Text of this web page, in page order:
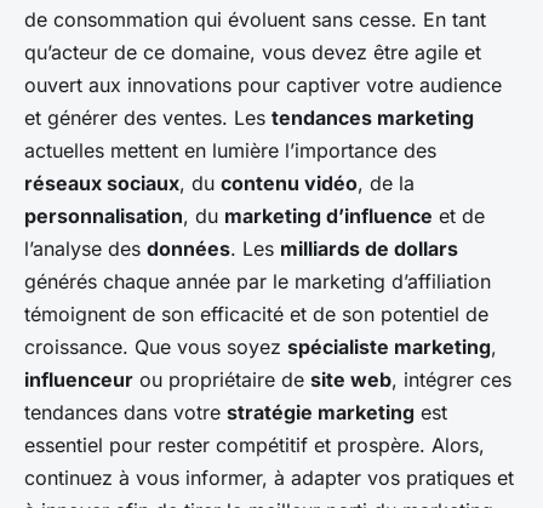
de consommation qui évoluent sans cesse. En tant
qu’acteur de ce domaine, vous devez être agile et
ouvert aux innovations pour captiver votre audience
et générer des ventes. Les tendances marketing
actuelles mettent en lumière l’importance des
réseaux sociaux, du contenu vidéo, de la
personnalisation, du marketing d’influence et de
l’analyse des données. Les milliards de dollars
générés chaque année par le marketing d’affiliation
témoignent de son efficacité et de son potentiel de
croissance. Que vous soyez spécialiste marketing,
influenceur ou propriétaire de site web, intégrer ces
tendances dans votre stratégie marketing est
essentiel pour rester compétitif et prospère. Alors,
continuez à vous informer, à adapter vos pratiques et